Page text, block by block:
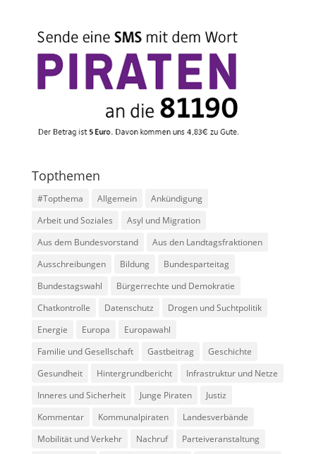
Topthemen
#Topthema Allgemein
Ankündigung
Arbeit und Soziales
Asyl und Migration
Aus dem Bundesvorstand
Aus den Landtagsfraktionen
Ausschreibungen
Bildung
Bundesparteitag
Bundestagswahl
Bürgerrechte und Demokratie
Chatkontrolle
Datenschutz
Drogen und Suchtpolitik
Energie
Europa
Europawahl
Familie und Gesellschaft
Gastbeitrag
Geschichte
Gesundheit
Hintergrundbericht
Infrastruktur und Netze
Inneres und Sicherheit
Junge Piraten
Justiz
Kommentar
Kommunalpiraten
Landesverbände
Mobilität und Verkehr
Nachruf
Parteiveranstaltung